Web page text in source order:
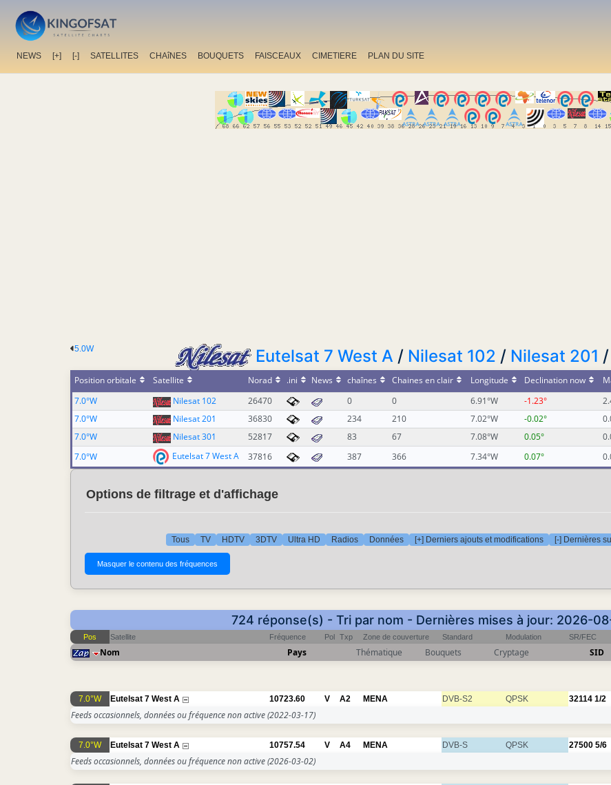
NEWS [+] [-] SATELLITES CHAîNES BOUQUETS FAISCEAUX CIMETIERE PLAN DU SITE
5.0W Eutelsat 7 West A / Nilesat 102 / Nilesat 201 /
Position orbitale Satellite Norad .ini News chaînes Chaines en clair Longitude Declination now
7.0°W
Nilesat 102 26470 0 0 6.91°W -1.23°
7.0°W
Nilesat 201 36830 234 210 7.02°W -0.02°
7.0°W
Nilesat 301 52817 83 67 7.08°W 0.05°
7.0°W
Eutelsat 7 West A 37816 387 366 7.34°W 0.07°
Options de filtrage et d'affichage
Tous TV HDTV 3DTV Ultra HD Radios Données [+] Derniers ajouts et modifications [-] Dernières
724 réponse(s) - Tri par nom - Dernières mises à jour: 2026-
Pos Satellite Fréquence Pol Txp Zone de couverture Standard Modulation SR/FEC
Nom Pays Thématique Bouquets Cryptage SID
7.0°W Eutelsat 7 West A 10723.60 V A2 MENA DVB-S2 QPSK 32114 1/2
Feeds occasionnels, données ou fréquence non active(2022-03-17)
7.0°W Eutelsat 7 West A 10757.54 V A4 MENA DVB-S QPSK 27500 5/6
Feeds occasionnels, données ou fréquence non active(2026-03-02)